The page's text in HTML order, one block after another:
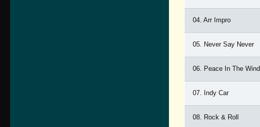
04. Arr Impro
05. Never Say Never
06. Peace In The Wind
07. Indy Car
08. Rock & Roll